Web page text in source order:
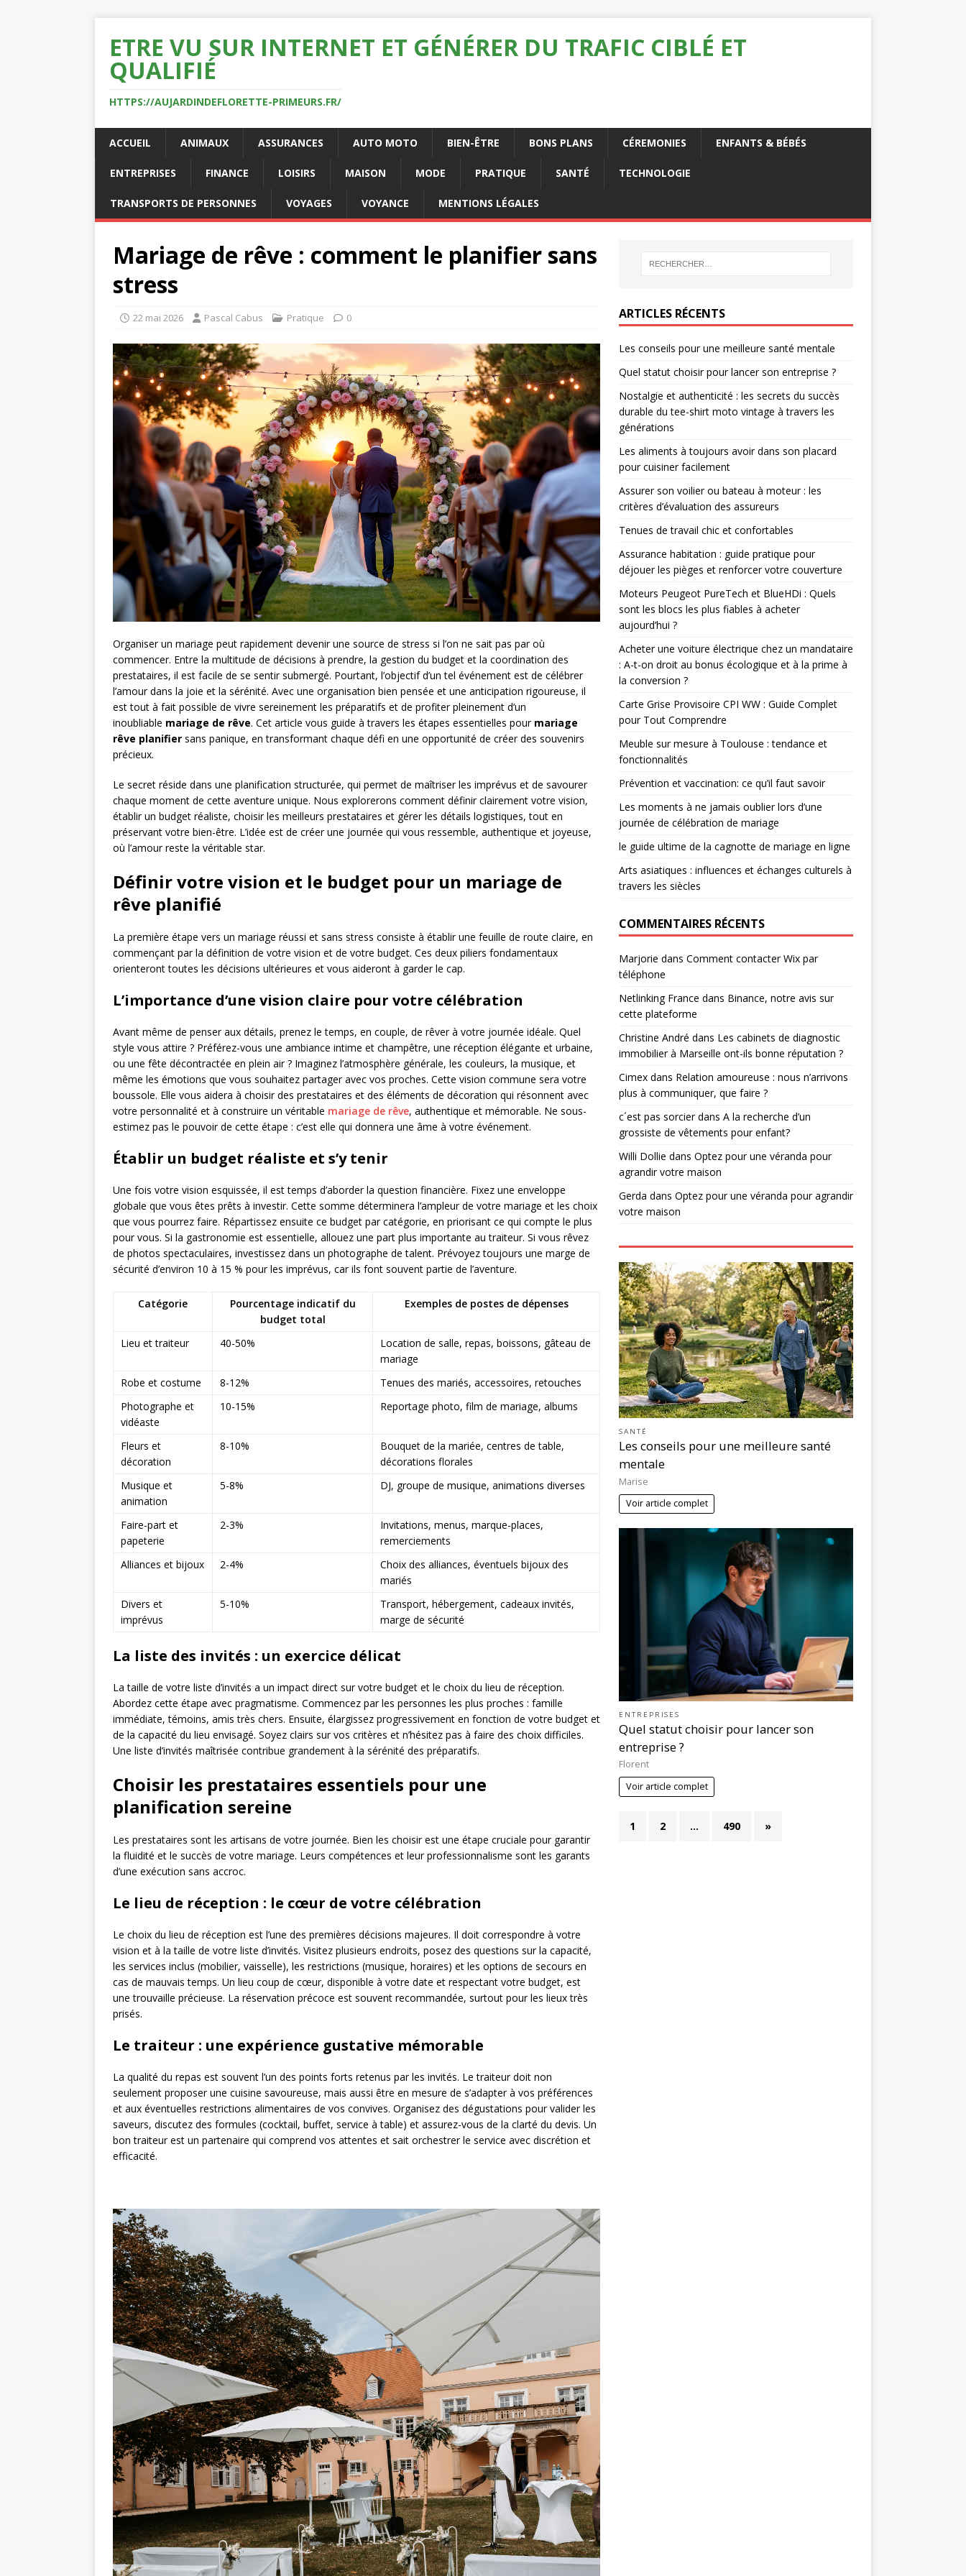
ETRE VU SUR INTERNET ET GÉNÉRER DU TRAFIC CIBLÉ ET
QUALIFIÉ
HTTPS://AUJARDINDEFLORETTE-PRIMEURS.FR/
ACCUEIL ANIMAUX ASSURANCES AUTO MOTO BIEN-ÊTRE BONS PLANS CÉREMONIES ENFANTS & BÉBÉS
ENTREPRISES FINANCE LOISIRS MAISON MODE PRATIQUE SANTÉ TECHNOLOGIE
TRANSPORTS DE PERSONNES VOYAGES VOYANCE MENTIONS LÉGALES
Mariage de rêve : comment le planifier sans
stress
22 mai 2026 Pascal Cabus Pratique 0
Organiser un mariage peut rapidement devenir une source de stress si l’on ne sait pas par où
commencer. Entre la multitude de décisions à prendre, la gestion du budget et la coordination des
prestataires, il est facile de se sentir submergé. Pourtant, l’objectif d’un tel événement est de célébrer
l’amour dans la joie et la sérénité. Avec une organisation bien pensée et une anticipation rigoureuse, il
est tout à fait possible de vivre sereinement les préparatifs et de profiter pleinement d’un
inoubliable mariage de rêve. Cet article vous guide à travers les étapes essentielles pour mariage
rêve planifier sans panique, en transformant chaque défi en une opportunité de créer des souvenirs
précieux.
Le secret réside dans une planification structurée, qui permet de maîtriser les imprévus et de savourer
chaque moment de cette aventure unique. Nous explorerons comment définir clairement votre vision,
établir un budget réaliste, choisir les meilleurs prestataires et gérer les détails logistiques, tout en
préservant votre bien-être. L’idée est de créer une journée qui vous ressemble, authentique et joyeuse,
où l’amour reste la véritable star.
Définir votre vision et le budget pour un mariage de
rêve planifié
La première étape vers un mariage réussi et sans stress consiste à établir une feuille de route claire, en
commençant par la définition de votre vision et de votre budget. Ces deux piliers fondamentaux
orienteront toutes les décisions ultérieures et vous aideront à garder le cap.
L’importance d’une vision claire pour votre célébration
Avant même de penser aux détails, prenez le temps, en couple, de rêver à votre journée idéale. Quel
style vous attire ? Préférez-vous une ambiance intime et champêtre, une réception élégante et urbaine,
ou une fête décontractée en plein air ? Imaginez l’atmosphère générale, les couleurs, la musique, et
même les émotions que vous souhaitez partager avec vos proches. Cette vision commune sera votre
boussole. Elle vous aidera à choisir des prestataires et des éléments de décoration qui résonnent avec
votre personnalité et à construire un véritable mariage de rêve, authentique et mémorable. Ne sous-
estimez pas le pouvoir de cette étape : c’est elle qui donnera une âme à votre événement.
Établir un budget réaliste et s’y tenir
Une fois votre vision esquissée, il est temps d’aborder la question financière. Fixez une enveloppe
globale que vous êtes prêts à investir. Cette somme déterminera l’ampleur de votre mariage et les choix
que vous pourrez faire. Répartissez ensuite ce budget par catégorie, en priorisant ce qui compte le plus
pour vous. Si la gastronomie est essentielle, allouez une part plus importante au traiteur. Si vous rêvez
de photos spectaculaires, investissez dans un photographe de talent. Prévoyez toujours une marge de
sécurité d’environ 10 à 15 % pour les imprévus, car ils font souvent partie de l’aventure.
Catégorie
Pourcentage indicatif du
budget total
Exemples de postes de dépenses
Lieu et traiteur 40-50%
Location de salle, repas, boissons, gâteau de
mariage
Robe et costume
8-12%
Tenues des mariés, accessoires, retouches
Photographe et
vidéaste
10-15% Reportage photo, film de mariage, albums
Fleurs et
décoration
8-10%
Bouquet de la mariée, centres de table,
décorations florales
Musique et
animation
5-8% DJ, groupe de musique, animations diverses
Faire-part et
papeterie
2-3%
Invitations, menus, marque-places,
remerciements
Alliances et bijoux
2-4%
Choix des alliances, éventuels bijoux des
mariés
Divers et
imprévus
5-10%
Transport, hébergement, cadeaux invités,
marge de sécurité
La liste des invités : un exercice délicat
La taille de votre liste d’invités a un impact direct sur votre budget et le choix du lieu de réception.
Abordez cette étape avec pragmatisme. Commencez par les personnes les plus proches : famille
immédiate, témoins, amis très chers. Ensuite, élargissez progressivement en fonction de votre budget et
de la capacité du lieu envisagé. Soyez clairs sur vos critères et n’hésitez pas à faire des choix difficiles.
Une liste d’invités maîtrisée contribue grandement à la sérénité des préparatifs.
Choisir les prestataires essentiels pour une
planification sereine
Les prestataires sont les artisans de votre journée. Bien les choisir est une étape cruciale pour garantir
la fluidité et le succès de votre mariage. Leurs compétences et leur professionnalisme sont les garants
d’une exécution sans accroc.
Le lieu de réception : le cœur de votre célébration
Le choix du lieu de réception est l’une des premières décisions majeures. Il doit correspondre à votre
vision et à la taille de votre liste d’invités. Visitez plusieurs endroits, posez des questions sur la capacité,
les services inclus (mobilier, vaisselle), les restrictions (musique, horaires) et les options de secours en
cas de mauvais temps. Un lieu coup de cœur, disponible à votre date et respectant votre budget, est
une trouvaille précieuse. La réservation précoce est souvent recommandée, surtout pour les lieux très
prisés.
Le traiteur : une expérience gustative mémorable
La qualité du repas est souvent l’un des points forts retenus par les invités. Le traiteur doit non
seulement proposer une cuisine savoureuse, mais aussi être en mesure de s’adapter à vos préférences
et aux éventuelles restrictions alimentaires de vos convives. Organisez des dégustations pour valider les
saveurs, discutez des formules (cocktail, buffet, service à table) et assurez-vous de la clarté du devis. Un
bon traiteur est un partenaire qui comprend vos attentes et sait orchestrer le service avec discrétion et
efficacité.
ARTICLES RÉCENTS
Les conseils pour une meilleure santé mentale
Quel statut choisir pour lancer son entreprise ?
Nostalgie et authenticité : les secrets du succès
durable du tee-shirt moto vintage à travers les
générations
Les aliments à toujours avoir dans son placard
pour cuisiner facilement
Assurer son voilier ou bateau à moteur : les
critères d’évaluation des assureurs
Tenues de travail chic et confortables
Assurance habitation : guide pratique pour
déjouer les pièges et renforcer votre couverture
Moteurs Peugeot PureTech et BlueHDi : Quels
sont les blocs les plus fiables à acheter
aujourd’hui ?
Acheter une voiture électrique chez un mandataire
: A-t-on droit au bonus écologique et à la prime à
la conversion ?
Carte Grise Provisoire CPI WW : Guide Complet
pour Tout Comprendre
Meuble sur mesure à Toulouse : tendance et
fonctionnalités
Prévention et vaccination: ce qu’il faut savoir
Les moments à ne jamais oublier lors d’une
journée de célébration de mariage
le guide ultime de la cagnotte de mariage en ligne
Arts asiatiques : influences et échanges culturels à
travers les siècles
COMMENTAIRES RÉCENTS
Marjorie dans Comment contacter Wix par
téléphone
Netlinking France dans Binance, notre avis sur
cette plateforme
Christine André dans Les cabinets de diagnostic
immobilier à Marseille ont-ils bonne réputation ?
Cimexdans Relation amoureuse : nous n’arrivons
plus à communiquer, que faire ?
c´est pas sorcierdans A la recherche d’un
grossiste de vêtements pour enfant?
Willi Dollie dans Optez pour une véranda pour
agrandir votre maison
Gerda dans Optez pour une véranda pour agrandir
votre maison
SANTÉ
Les conseils pour une meilleure santé
mentale
Marise
Voir article complet
ENTREPRISES
Quel statut choisir pour lancer son
entreprise ?
Florent
Voir article complet
1 2 … 490 »